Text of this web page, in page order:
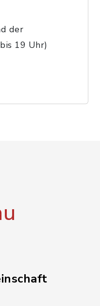
der
19 Uhr)